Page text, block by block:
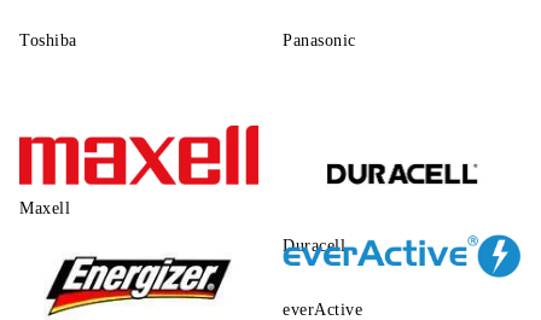
Toshiba Panasonic
Maxell
Duracell
everActive